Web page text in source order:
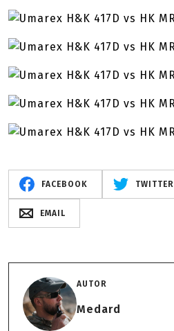
FACEBOOK TWITTER
EMAIL
AUTOR
Medard